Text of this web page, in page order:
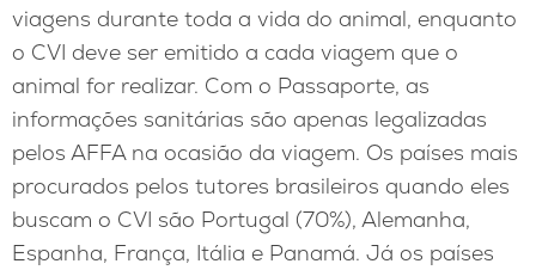
viagens durante toda a vida do animal, enquanto
o CVI deve ser emitido a cada viagem que o
animal for realizar. Com o Passaporte, as
informações sanitárias são apenas legalizadas
pelos AFFA na ocasião da viagem. Os países mais
procurados pelos tutores brasileiros quando eles
buscam o CVI são Portugal (70%), Alemanha,
Espanha, França, Itália e Panamá. Já os países